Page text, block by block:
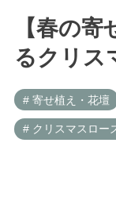
【春の
るクリス
# 寄せ植え・花壇
# クリスマスロー